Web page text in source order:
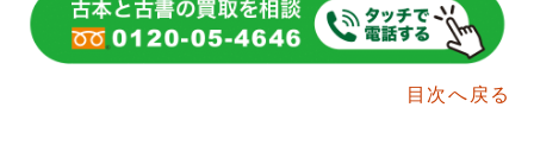
目次へ戻る